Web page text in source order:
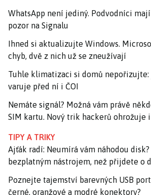
WhatsApp není jediný. Podvodníci
pozor na Signalu
Ihned si aktualizujte Windows.
chyb, dvě z nich už se zneužívají
Tuhle klimatizaci si domů nepořizujte:
varuje před ní i ČOI
Nemáte signál? Možná vám právě
SIM kartu. Nový trik hackerů ohrožuje
TIPY A TRIKY
Ajťák radí: Neumírá vám náhodou
bezplatným nástrojem, než přijdete o
Poznejte tajemství barevných USB
černé, oranžové a modré konektory?